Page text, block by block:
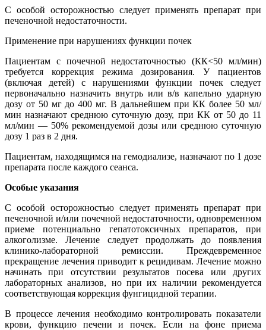
С особой осторожностью следует применять препарат при
печеночной недостаточности.
Применение при нарушениях функции почек
Пациентам с почечной недостаточностью (КК<50 мл/мин)
требуется коррекция режима дозирования. У пациентов
(включая детей) с нарушениями функции почек следует
первоначально назначить внутрь или в/в капельно ударную
дозу от 50 мг до 400 мг. В дальнейшем при КК более 50 мл/
мин назначают среднюю суточную дозу, при КК от 50 до 11
мл/мин — 50% рекомендуемой дозы или среднюю суточную
дозу 1 раз в 2 дня.
Пациентам, находящимся на гемодиализе, назначают по 1 дозе
препарата после каждого сеанса.
Особые указания
С особой осторожностью следует применять препарат при
печеночной и/или почечной недостаточности, одновременном
приеме потенциально гепатотоксичных препаратов, при
алкоголизме. Лечение следует продолжать до появления
клинико-лабораторной ремиссии. Преждевременное
прекращение лечения приводит к рецидивам. Лечение можно
начинать при отсутствии результатов посева или других
лабораторных анализов, но при их наличии рекомендуется
соответствующая коррекция фунгицидной терапии.
В процессе лечения необходимо контролировать показатели
крови, функцию печени и почек. Если на фоне приема